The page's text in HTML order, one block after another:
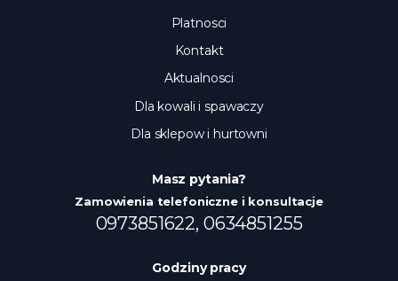
Platnosci
Kontakt
Aktualnosci
Dla kowali i spawaczy
Dla sklepow i hurtowni
Masz pytania?
Zamowienia telefoniczne i konsultacje
0973851622, 0634851255
Godziny pracy